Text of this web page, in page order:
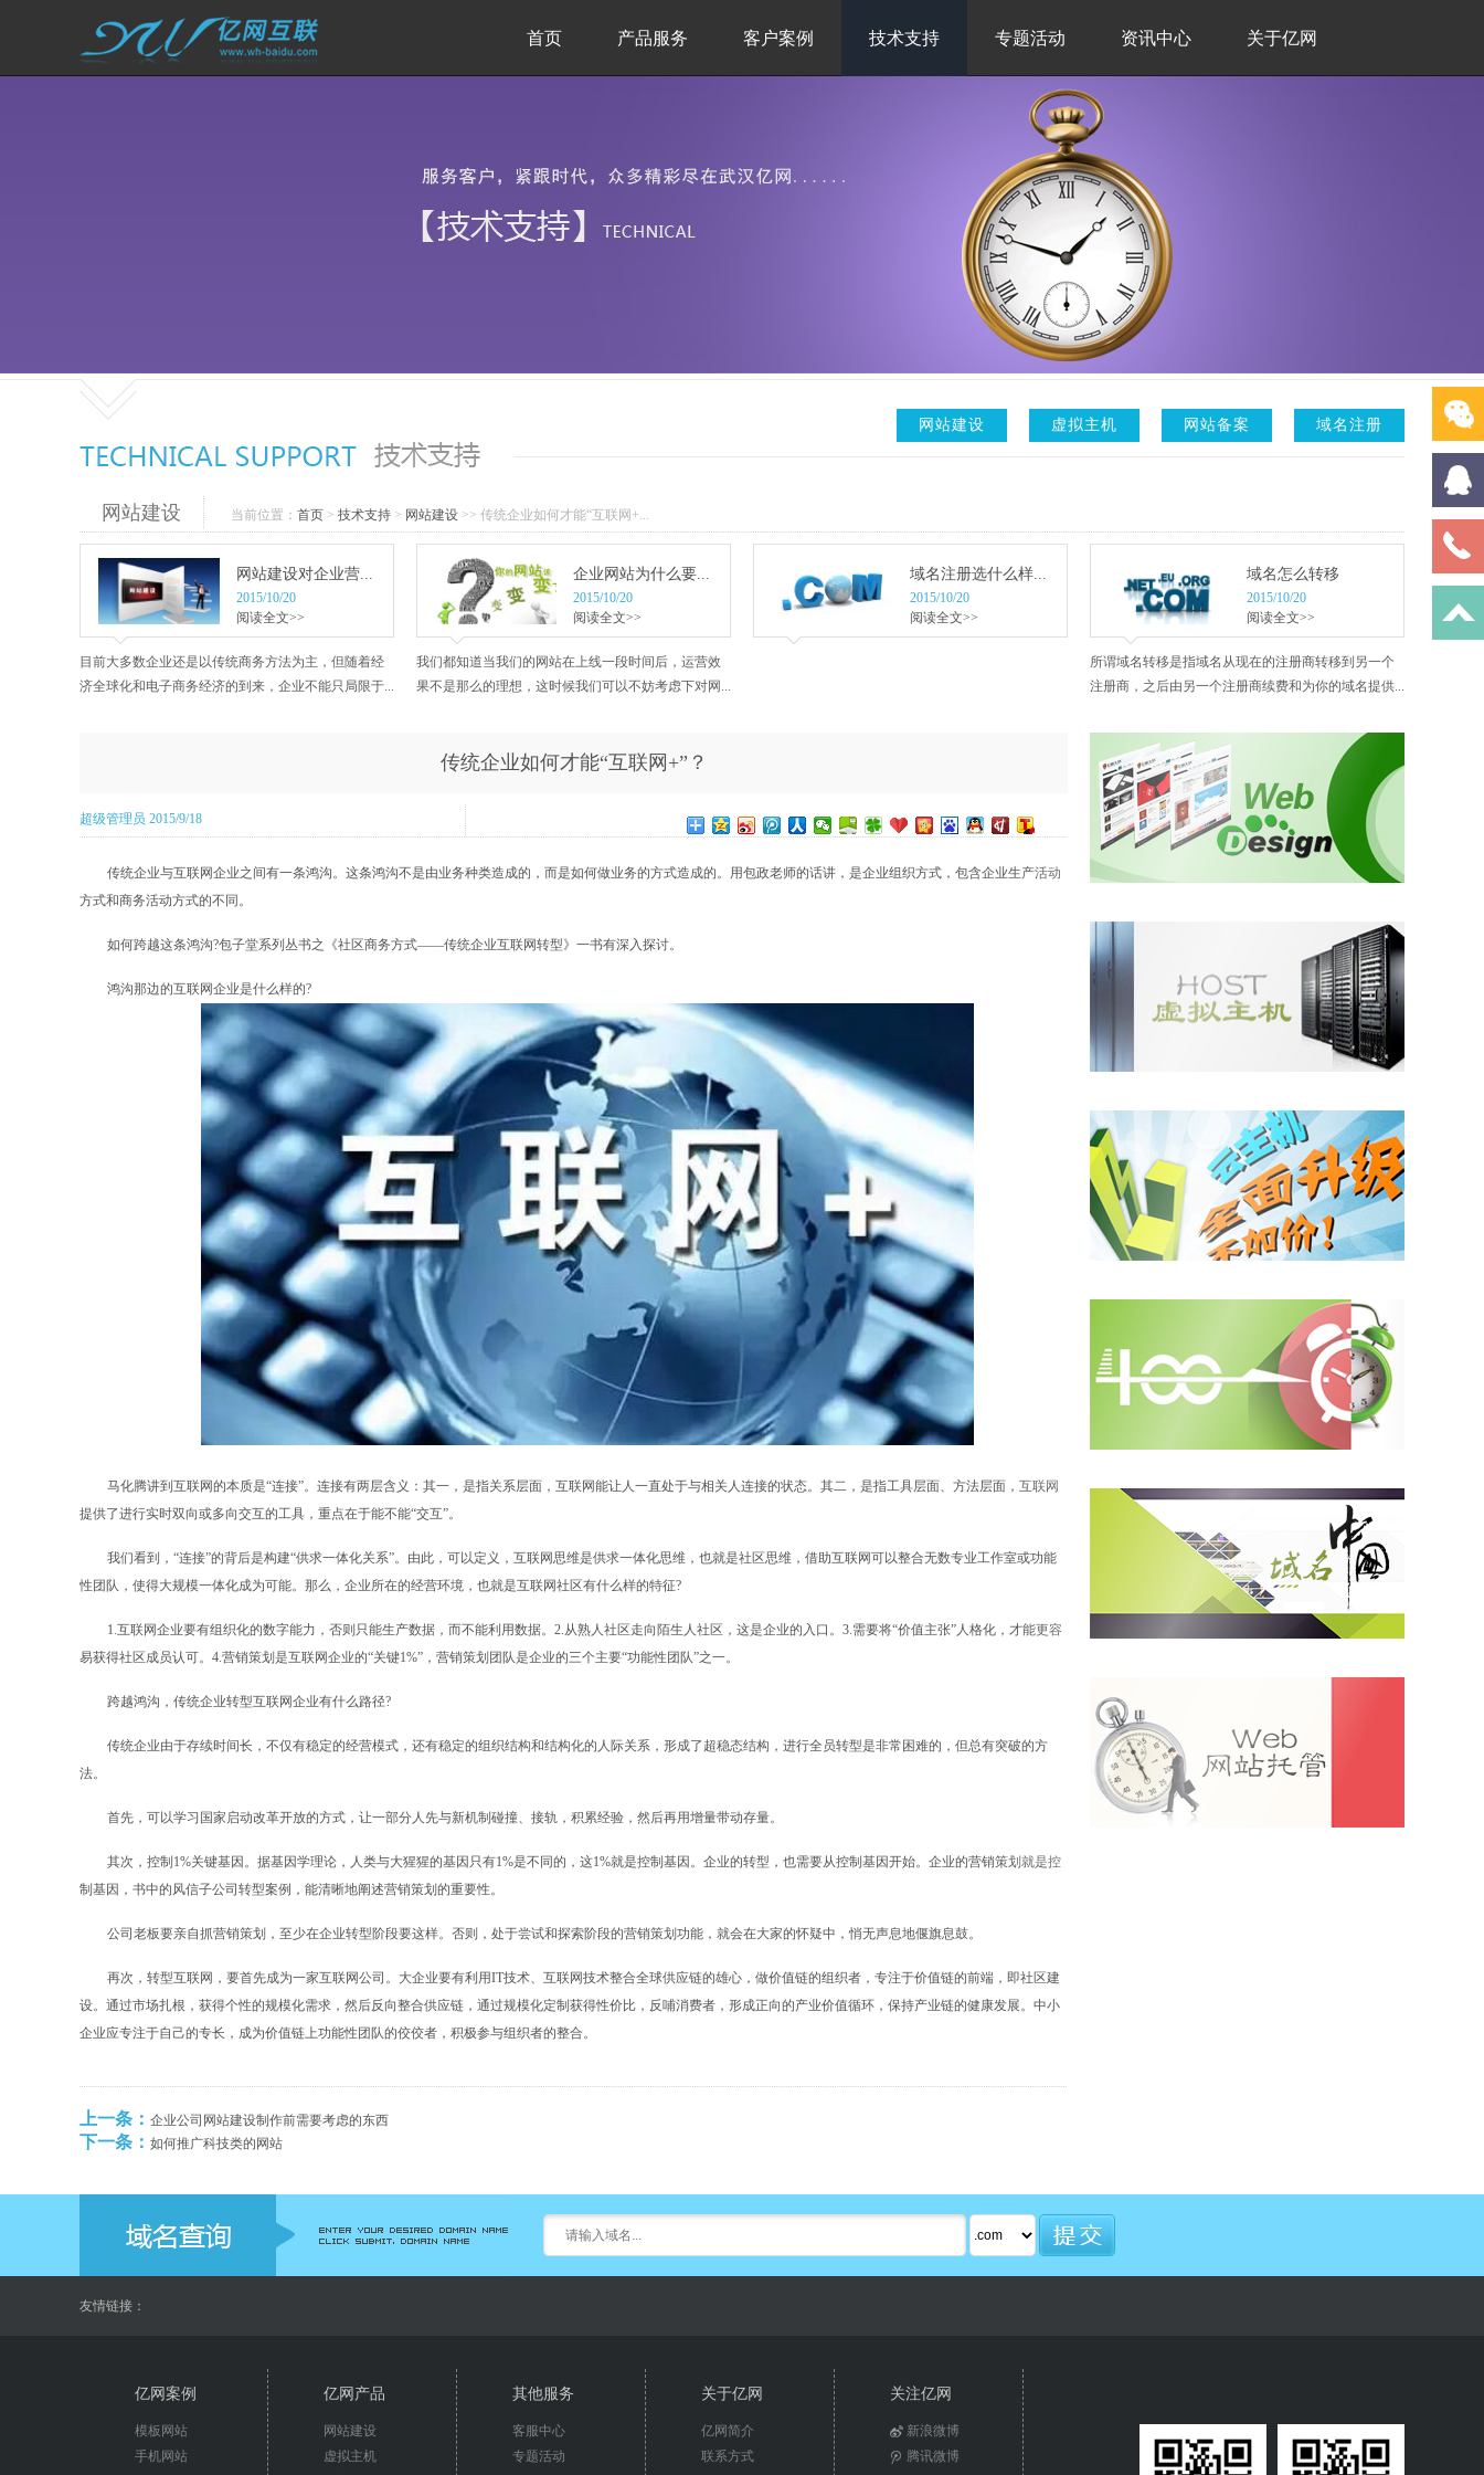
首页 产品服务 客户案例 技术支持 专题活动 资讯中心 关于亿网
域名注册
网站备案
虚拟主机
网站建设
网站建设 当前位置： 首页 > 技术支持 > 网站建设 >> 传统企业如何才能“互联网+...
网站建设对企业营...
2015/10/20
阅读全文>>
目前大多数企业还是以传统商务方法为主，但随着经
济全球化和电子商务经济的到来，企业不能只局限于...
企业网站为什么要...
2015/10/20
阅读全文>>
我们都知道当我们的网站在上线一段时间后，运营效
果不是那么的理想，这时候我们可以不妨考虑下对网...
域名注册选什么样...
2015/10/20
阅读全文>>
域名怎么转移
2015/10/20
阅读全文>>
所谓域名转移是指域名从现在的注册商转移到另一个
注册商，之后由另一个注册商续费和为你的域名提供...
传统企业如何才能“互联网+”？
超级管理员 2015/9/18
传统企业与互联网企业之间有一条鸿沟。这条鸿沟不是由业务种类造成的，而是如何做业务的方式造成的。用包政老师的话讲，是企业组织方式，包含企业生产活动
方式和商务活动方式的不同。
如何跨越这条鸿沟?包子堂系列丛书之《社区商务方式——传统企业互联网转型》一书有深入探讨。
鸿沟那边的互联网企业是什么样的?
马化腾讲到互联网的本质是“连接”。连接有两层含义：其一，是指关系层面，互联网能让人一直处于与相关人连接的状态。其二，是指工具层面、方法层面，互联网
提供了进行实时双向或多向交互的工具，重点在于能不能“交互”。
我们看到，“连接”的背后是构建“供求一体化关系”。由此，可以定义，互联网思维是供求一体化思维，也就是社区思维，借助互联网可以整合无数专业工作室或功能
性团队，使得大规模一体化成为可能。那么，企业所在的经营环境，也就是互联网社区有什么样的特征?
1.互联网企业要有组织化的数字能力，否则只能生产数据，而不能利用数据。2.从熟人社区走向陌生人社区，这是企业的入口。3.需要将“价值主张”人格化，才能更容
易获得社区成员认可。4.营销策划是互联网企业的“关键1%”，营销策划团队是企业的三个主要“功能性团队”之一。
跨越鸿沟，传统企业转型互联网企业有什么路径?
传统企业由于存续时间长，不仅有稳定的经营模式，还有稳定的组织结构和结构化的人际关系，形成了超稳态结构，进行全员转型是非常困难的，但总有突破的方
法。
首先，可以学习国家启动改革开放的方式，让一部分人先与新机制碰撞、接轨，积累经验，然后再用增量带动存量。
其次，控制1%关键基因。据基因学理论，人类与大猩猩的基因只有1%是不同的，这1%就是控制基因。企业的转型，也需要从控制基因开始。企业的营销策划就是控
制基因，书中的风信子公司转型案例，能清晰地阐述营销策划的重要性。
公司老板要亲自抓营销策划，至少在企业转型阶段要这样。否则，处于尝试和探索阶段的营销策划功能，就会在大家的怀疑中，悄无声息地偃旗息鼓。
再次，转型互联网，要首先成为一家互联网公司。大企业要有利用IT技术、互联网技术整合全球供应链的雄心，做价值链的组织者，专注于价值链的前端，即社区建
设。通过市场扎根，获得个性的规模化需求，然后反向整合供应链，通过规模化定制获得性价比，反哺消费者，形成正向的产业价值循环，保持产业链的健康发展。中小
企业应专注于自己的专长，成为价值链上功能性团队的佼佼者，积极参与组织者的整合。
上一条： 企业公司网站建设制作前需要考虑的东西
下一条： 如何推广科技类的网站
友情链接：
亿网案例
模板网站
手机网站
亿网产品
网站建设
虚拟主机
其他服务
客服中心
专题活动
关于亿网
亿网简介
联系方式
关注亿网
新浪微博
腾讯微博